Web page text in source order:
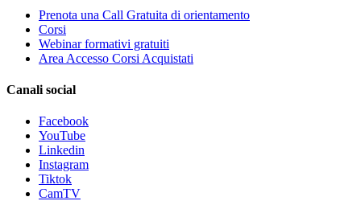
Prenota una Call Gratuita di orientamento
Corsi
Webinar formativi gratuiti
Area Accesso Corsi Acquistati
Canali social
Facebook
YouTube
Linkedin
Instagram
Tiktok
CamTV